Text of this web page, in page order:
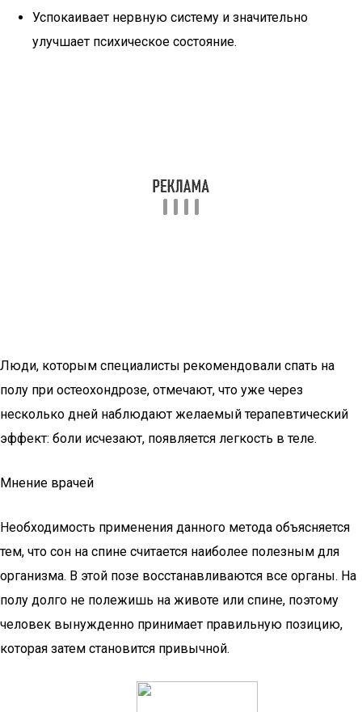
Успокаивает нервную систему и значительно
улучшает психическое состояние.
Люди, которым специалисты рекомендовали спать на
полу при остеохондрозе, отмечают, что уже через
несколько дней наблюдают желаемый терапевтический
эффект: боли исчезают, появляется легкость в теле.
Мнение врачей
Необходимость применения данного метода объясняется
тем, что сон на спине считается наиболее полезным для
организма. В этой позе восстанавливаются все органы. На
полу долго не полежишь на животе или спине, поэтому
человек вынужденно принимает правильную позицию,
которая затем становится привычной.